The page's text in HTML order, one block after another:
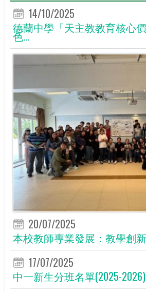
14/10/2025
德蘭中學「天主教教育核心
色...
20/07/2025
本校教師專業發展：教學創
17/07/2025
中一新生分班名單(2025-2026)